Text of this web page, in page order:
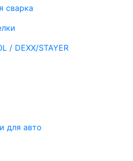
сварка
/ DEXX/STAYER
для авто